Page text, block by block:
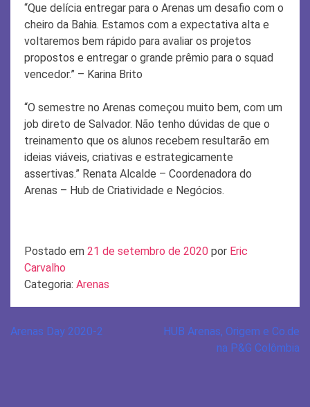
“Que delícia entregar para o Arenas um desafio com o
cheiro da Bahia. Estamos com a expectativa alta e
voltaremos bem rápido para avaliar os projetos
propostos e entregar o grande prêmio para o squad
vencedor.” – Karina Brito
“O semestre no Arenas começou muito bem, com um
job direto de Salvador. Não tenho dúvidas de que o
treinamento que os alunos recebem resultarão em
ideias viáveis, criativas e estrategicamente
assertivas.” Renata Alcalde – Coordenadora do
Arenas – Hub de Criatividade e Negócios.
Postado em 21 de setembro de 2020 por Eric
Carvalho
Categoria: Arenas
Navegação
Arenas Day 2020-2
HUB Arenas, Origem e Co.de
na P&G Colômbia